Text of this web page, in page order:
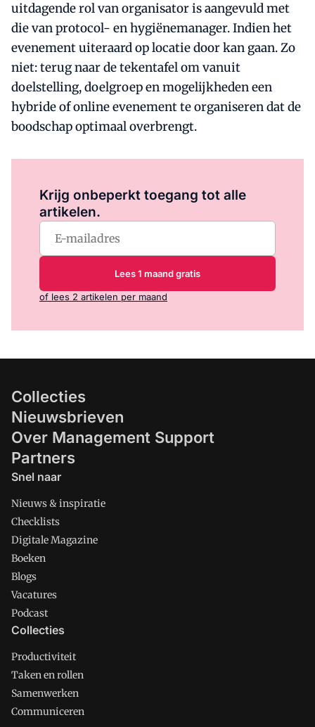
uitdagende rol van organisator is aangevuld met
die van protocol- en hygiënemanager. Indien het
evenement uiteraard op locatie door kan gaan. Zo
niet: terug naar de tekentafel om vanuit
doelstelling, doelgroep en mogelijkheden een
hybride of online evenement te organiseren dat de
boodschap optimaal overbrengt.
Krijg onbeperkt toegang tot alle
artikelen.
Lees 1 maand gratis
of lees 2 artikelen per maand
Collecties
Nieuwsbrieven
Over Management Support
Partners
Snel naar
Nieuws & inspiratie
Checklists
Digitale Magazine
Boeken
Blogs
Vacatures
Podcast
Collecties
Productiviteit
Taken en rollen
Samenwerken
Communiceren